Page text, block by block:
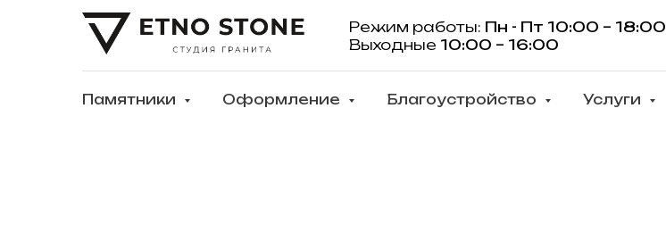
Режим работы: Пн - Пт 10:00 – 18:00
Выходные 10:00 – 16:00
Памятники Оформление Благоустройство Услуги